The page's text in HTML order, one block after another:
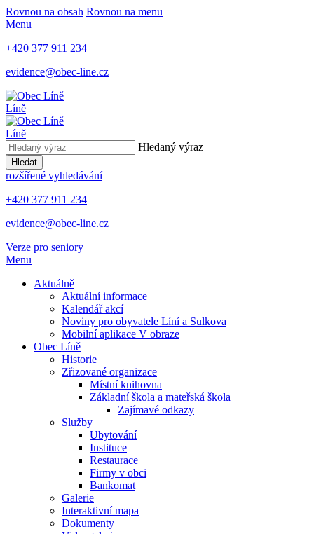
Rovnou na obsah Rovnou na menu
Menu
+420 377 911 234
evidence@obec-line.cz
Líně
Líně
Hledaný výraz
Hledat
rozšířené vyhledávání
+420 377 911 234
evidence@obec-line.cz
Verze pro seniory
Menu
Aktuálně
Aktuální informace
Kalendář akcí
Noviny pro obyvatele Líní a Sulkova
Mobilní aplikace V obraze
Obec Líně
Historie
Zřizované organizace
Místní knihovna
Základní škola a mateřská škola
Zajímavé odkazy
Služby
Ubytování
Instituce
Restaurace
Firmy v obci
Bankomat
Galerie
Interaktivní mapa
Dokumenty